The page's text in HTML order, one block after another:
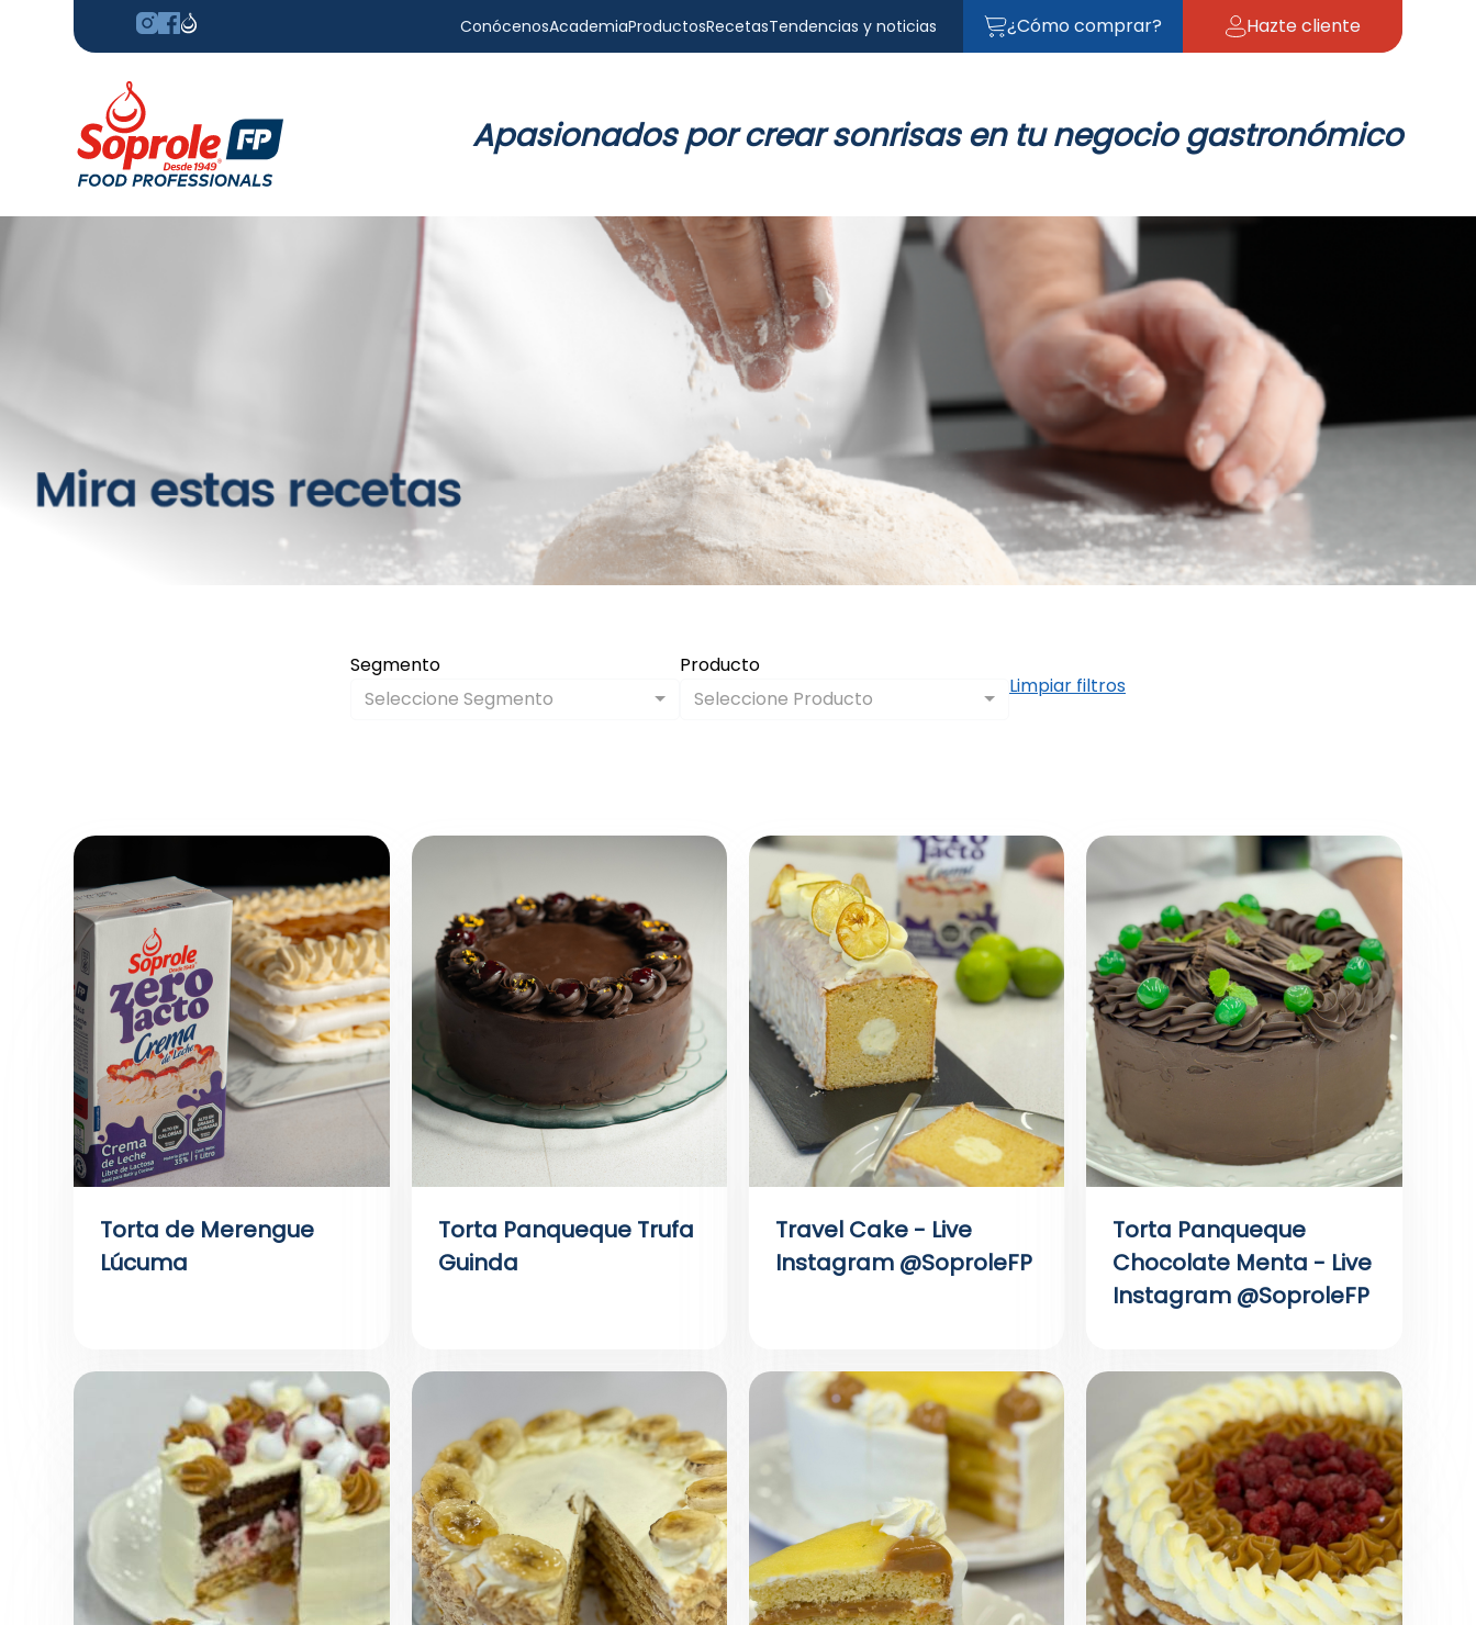
ConócenosAcademiaProductosRecetasTendencias y noticias ¿Cómo comprar? Hazte cliente
Apasionados por crear sonrisas en tu negocio gastronómico
Segmento
Seleccione Segmento
Producto
Seleccione Producto
Limpiar filtros
Torta de Merengue
Lúcuma
Torta Panqueque Trufa
Guinda
Travel Cake - Live
Instagram @SoproleFP
Torta Panqueque
Chocolate Menta - Live
Instagram @SoproleFP